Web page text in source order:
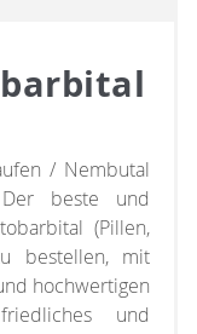
/ Nembutal
beste und
(Pillen,
bestellen, mit
hochwertigen
und